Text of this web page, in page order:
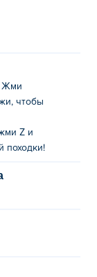
Жми
чтобы
Z и
походки!